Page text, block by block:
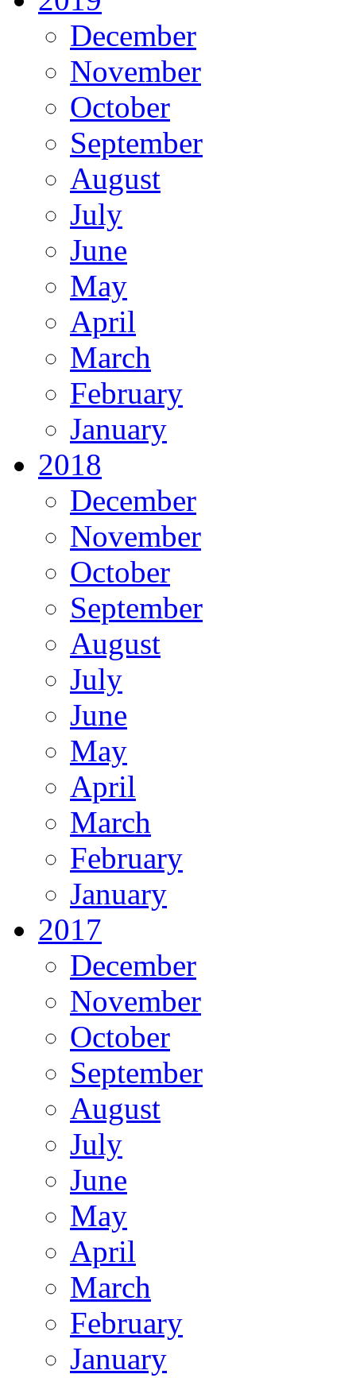
December
November
October
September
August
July
June
May
April
March
February
January
2018
December
November
October
September
August
July
June
May
April
March
February
January
2017
December
November
October
September
August
July
June
May
April
March
February
January